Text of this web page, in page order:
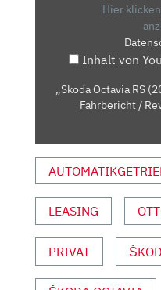
BESSER?
FAHRBERICHT
I
AUTO
MOTOR
UND
VON
YOUTUBE
Hier
Inhalt von
„Skoda Octavia RS
Fahrbericht /
LEASING
PRIVAT